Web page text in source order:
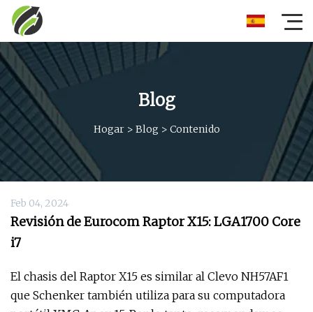
Blog
Hogar> Blog > Contenido
Feb 04, 2024
Revisión de Eurocom Raptor X15: LGA1700 Core
i7
El chasis del Raptor X15 es similar al Clevo NH57AF1
que Schenker también utiliza para su computadora